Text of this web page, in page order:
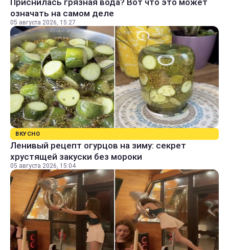
Приснилась грязная вода? Вот что это может
означать на самом деле
05 августа 2026, 15:27
ВКУСНО
Ленивый рецепт огурцов на зиму: секрет
хрустящей закуски без мороки
05 августа 2026, 15:04